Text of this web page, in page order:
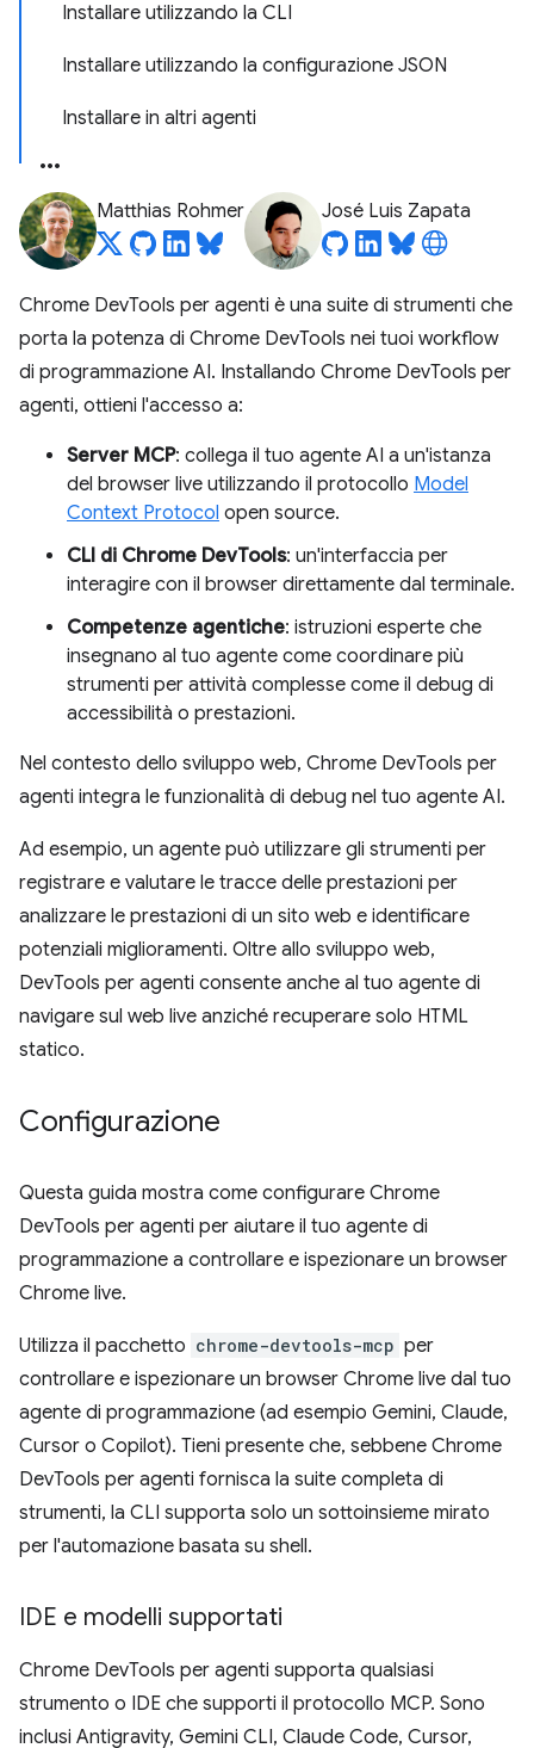
Installare utilizzando la CLI
Installare utilizzando la configurazione JSON
Installare in altri agenti
Matthias Rohmer José Luis Zapata
Chrome DevTools per agenti è una suite di strumenti che
porta la potenza di Chrome DevTools nei tuoi workflow
di programmazione AI. Installando Chrome DevTools per
agenti, ottieni l'accesso a:
Server MCP: collega il tuo agente AI a un'istanza
del browser live utilizzando il protocollo Model
Context Protocol open source.
CLI di Chrome DevTools: un'interfaccia per
interagire con il browser direttamente dal terminale.
Competenze agentiche: istruzioni esperte che
insegnano al tuo agente come coordinare più
strumenti per attività complesse come il debug di
accessibilità o prestazioni.
Nel contesto dello sviluppo web, Chrome DevTools per
agenti integra le funzionalità di debug nel tuo agente AI.
Ad esempio, un agente può utilizzare gli strumenti per
registrare e valutare le tracce delle prestazioni per
analizzare le prestazioni di un sito web e identificare
potenziali miglioramenti. Oltre allo sviluppo web,
DevTools per agenti consente anche al tuo agente di
navigare sul web live anziché recuperare solo HTML
statico.
Configurazione
Questa guida mostra come configurare Chrome
DevTools per agenti per aiutare il tuo agente di
programmazione a controllare e ispezionare un browser
Chrome live.
Utilizza il pacchetto chrome-devtools-mcp per
controllare e ispezionare un browser Chrome live dal tuo
agente di programmazione (ad esempio Gemini, Claude,
Cursor o Copilot). Tieni presente che, sebbene Chrome
DevTools per agenti fornisca la suite completa di
strumenti, la CLI supporta solo un sottoinsieme mirato
per l'automazione basata su shell.
IDE e modelli supportati
Chrome DevTools per agenti supporta qualsiasi
strumento o IDE che supporti il protocollo MCP. Sono
inclusi Antigravity, Gemini CLI, Claude Code, Cursor,